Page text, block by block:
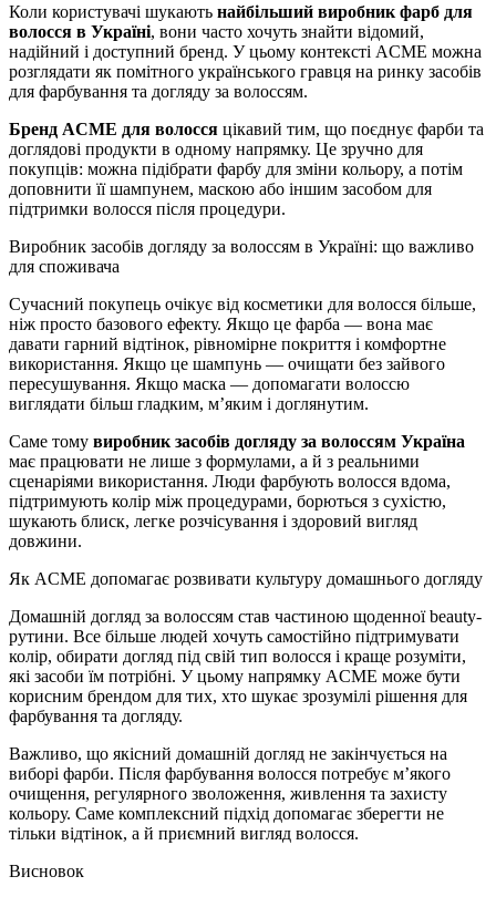
Коли користувачі шукають найбільший виробник фарб для
волосся в Україні, вони часто хочуть знайти відомий,
надійний і доступний бренд. У цьому контексті ACME можна
розглядати як помітного українського гравця на ринку засобів
для фарбування та догляду за волоссям.
Бренд ACME для волосся цікавий тим, що поєднує фарби та
доглядові продукти в одному напрямку. Це зручно для
покупців: можна підібрати фарбу для зміни кольору, а потім
доповнити її шампунем, маскою або іншим засобом для
підтримки волосся після процедури.
Виробник засобів догляду за волоссям в Україні: що важливо
для споживача
Сучасний покупець очікує від косметики для волосся більше,
ніж просто базового ефекту. Якщо це фарба — вона має
давати гарний відтінок, рівномірне покриття і комфортне
використання. Якщо це шампунь — очищати без зайвого
пересушування. Якщо маска — допомагати волоссю
виглядати більш гладким, м’яким і доглянутим.
Саме тому виробник засобів догляду за волоссям Україна
має працювати не лише з формулами, а й з реальними
сценаріями використання. Люди фарбують волосся вдома,
підтримують колір між процедурами, борються з сухістю,
шукають блиск, легке розчісування і здоровий вигляд
довжини.
Як ACME допомагає розвивати культуру домашнього догляду
Домашній догляд за волоссям став частиною щоденної beauty-
рутини. Все більше людей хочуть самостійно підтримувати
колір, обирати догляд під свій тип волосся і краще розуміти,
які засоби їм потрібні. У цьому напрямку ACME може бути
корисним брендом для тих, хто шукає зрозумілі рішення для
фарбування та догляду.
Важливо, що якісний домашній догляд не закінчується на
виборі фарби. Після фарбування волосся потребує м’якого
очищення, регулярного зволоження, живлення та захисту
кольору. Саме комплексний підхід допомагає зберегти не
тільки відтінок, а й приємний вигляд волосся.
Висновок